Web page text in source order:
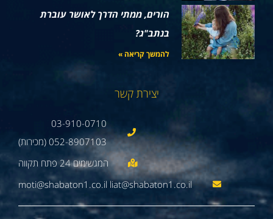
הורים, ממתי הדרך לאושר עוברת
בנתב"ג?
להמשך קריאה »
יצירת קשר
03-910-0710
052-8907103 (מכירות)
moti@shabaton1.co.il liat@shabaton1.co.il